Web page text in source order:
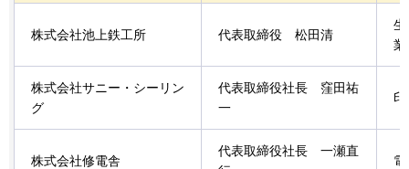
株式会社池上鉄工所 代表取締役 松田清
生
業
株式会社サニー・シーリン
グ
代表取締役社長 窪田祐
一
株式会社修電舎
代表取締役社長 一瀬直